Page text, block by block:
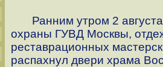
Ранним утром 2 августа
охраны ГУВД Москвы,
реставрационных
распахнул двери храма